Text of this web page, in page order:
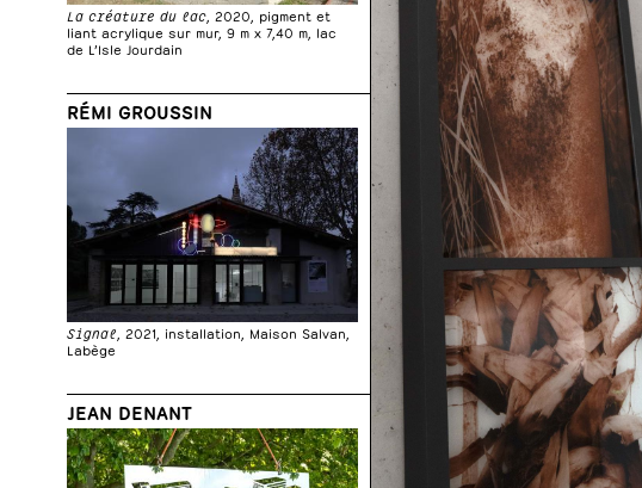
La créature du lac, 2020, pigment et
liant acrylique sur mur, 9 m x 7,40 m, lac
de L’Isle Jourdain
RÉMI GROUSSIN
Signal , 2021, installation, Maison Salvan,
Labège
JEAN DENANT